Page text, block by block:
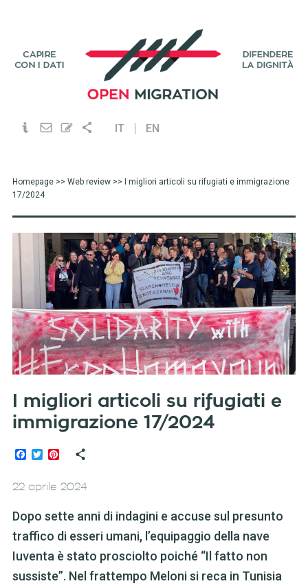
IT EN
Homepage>> Web review>> I migliori articoli su rifugiati e immigrazione
17/2024
I migliori articoli su rifugiati e
immigrazione 17/2024
Facebook
TwitterPinterest
22 aprile 2024
Dopo sette anni di indagini e accuse sul presunto
traffico di esseri umani, l’equipaggio della nave
Iuventa è stato prosciolto poiché “Il fatto non
sussiste”. Nel frattempo Meloni si reca in Tunisia